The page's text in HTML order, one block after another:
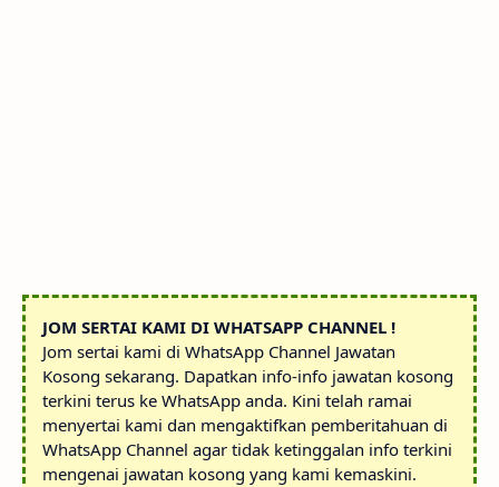
JOM SERTAI KAMI DI WHATSAPP CHANNEL !
Jom sertai kami di WhatsApp Channel Jawatan
Kosong sekarang. Dapatkan info-info jawatan kosong
terkini terus ke WhatsApp anda. Kini telah ramai
menyertai kami dan mengaktifkan pemberitahuan di
WhatsApp Channel agar tidak ketinggalan info terkini
mengenai jawatan kosong yang kami kemaskini.